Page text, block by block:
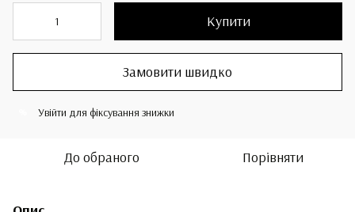
Купити
Замовити швидко
Увійти для фіксування знижки
До обраного Порівняти